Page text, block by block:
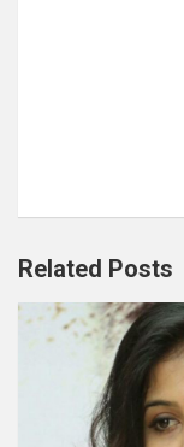
Related Posts